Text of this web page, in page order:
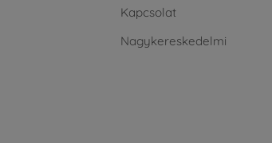
Kapcsolat
Nagykereskedelmi